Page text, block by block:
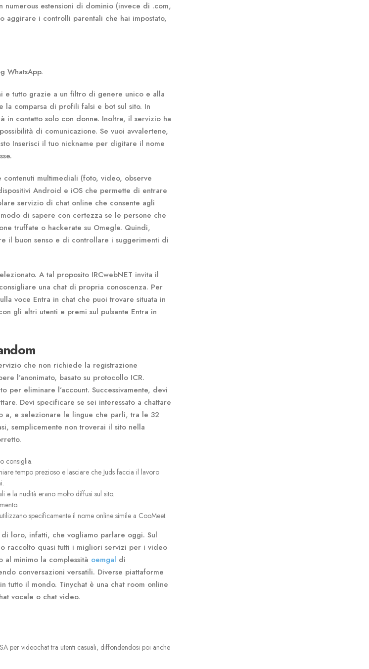
numerous estensioni di dominio (invece di .com,
aggirare i controlli parentali che hai impostato,
WhatsApp.
e tutto grazie a un filtro di genere unico e alla
comparsa di profili falsi e bot sul sito. In
in contatto solo con donne. Inoltre, il servizio ha
di comunicazione. Se vuoi avvalertene,
Inserisci il tuo nickname per digitare il nome
multimediali (foto, video, observe
Android e iOS che permette di entrare
servizio di chat online che consente agli
di sapere con certezza se le persone che
truffate o hackerate su Omegle. Quindi,
il buon senso e di controllare i suggerimenti di
A tal proposito IRCwebNET invita il
una chat di propria conoscenza. Per
voce Entra in chat che puoi trovare situata in
gli altri utenti e premi sul pulsante Entra in
che non richiede la registrazione
l’anonimato, basato su protocollo ICR.
per eliminare l’account. Successivamente, devi
Devi specificare se sei interessato a chattare
a, e selezionare le lingue che parli, tra le 32
semplicemente non troverai il sito nella
consiglia.
tempo prezioso e lasciare che Juds faccia il lavoro
e la nudità erano molto diffusi sul sito.
specificamente il nome online simile a CooMeet.
loro, infatti, che vogliamo parlare oggi. Sul
raccolto quasi tutti i migliori servizi per i video
al minimo la complessità oemgal di
conversazioni versatili. Diverse piattaforme
tutto il mondo. Tinychat è una chat room online
vocale o chat video.
per videochat tra utenti casuali, diffondendosi poi anche